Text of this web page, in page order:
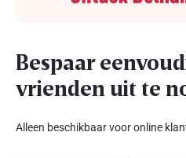
Bespaar
vrienden uit te
Alleen beschikbaar voor online